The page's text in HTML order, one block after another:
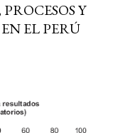
Y
EL PERÚ